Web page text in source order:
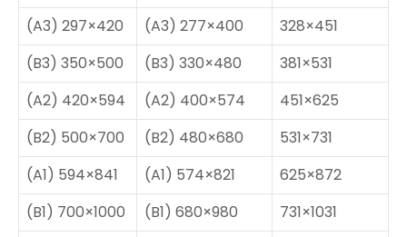
(A3) 297×420
(A3) 277×400
328×451
(B3) 350×500
(B3) 330×480
381×531
(A2) 420×594
(A2) 400×574
451×625
(B2) 500×700
(B2) 480×680
531×731
(A1) 594×841
(A1) 574×821
625×872
(B1) 700×1000
(B1) 680×980
731×1031